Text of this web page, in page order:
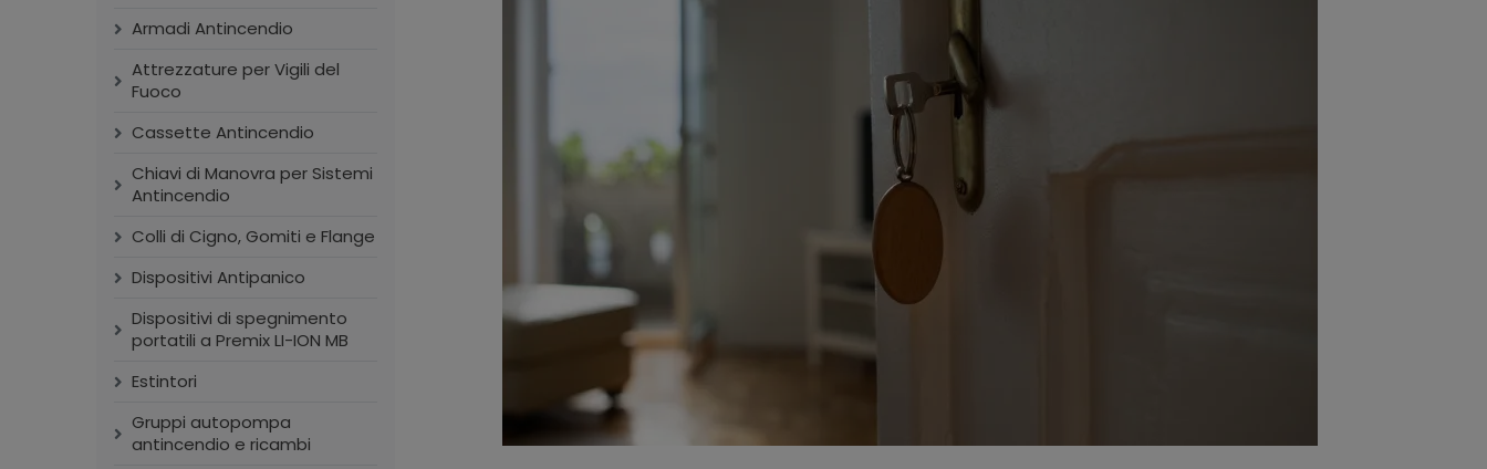
Armadi Antincendio
Attrezzature per Vigili del
Fuoco
Cassette Antincendio
Chiavi di Manovra per Sistemi
Antincendio
Colli di Cigno, Gomiti e Flange
Dispositivi Antipanico
Dispositivi di spegnimento
portatili a Premix LI-ION MB
Estintori
Gruppi autopompa
antincendio e ricambi